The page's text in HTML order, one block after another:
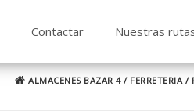
Contactar Nuestras
ALMACENES BAZAR 4/ FERRETERIA/